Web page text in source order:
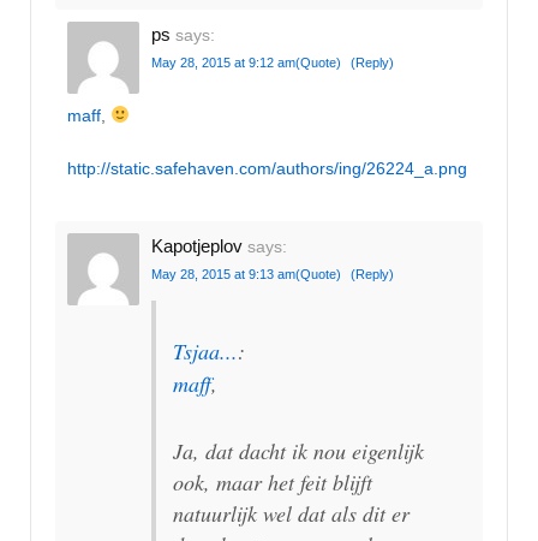
ps says:
May 28, 2015 at 9:12 am(Quote) (Reply)
maff
http://static.safehaven.com/authors/ing/26224_a.png
Kapotjeplov says:
May 28, 2015 at 9:13 am(Quote) (Reply)
Tsjaa...:
maff,
Ja, dat dacht ik nou eigenlijk
ook, maar het feit blijft
natuurlijk wel dat als dit er